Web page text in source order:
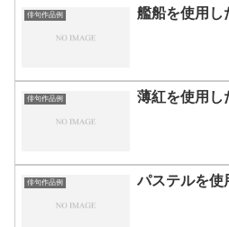
俳句作品例 艦船を使用し
俳句作品例 薄紅を使用し
俳句作品例 パステルを使